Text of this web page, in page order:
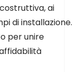
ai
di installazione.
per unire